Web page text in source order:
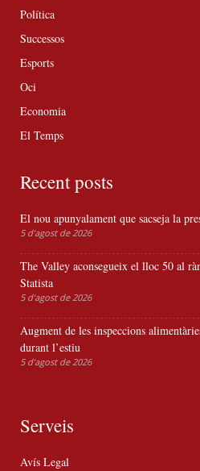
Política
Successos
Esports
Oci
Economia
El Temps
Recent posts
El nou apunyalament que sacseja la
5 d'agost de 2026
The Valley aconsegueix el lloc 50 al
Statista
5 d'agost de 2026
Augment de les inspeccions
durant l’estiu
5 d'agost de 2026
Serveis
Avís Legal